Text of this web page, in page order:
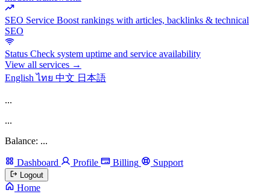
SEO Service Boost rankings with articles, backlinks & technical
SEO
Status Check system uptime and service availability
View all services →
Englishไทย 中文 日本語
...
...
Balance: ...
Dashboard Profile Billing Support
Logout
Home